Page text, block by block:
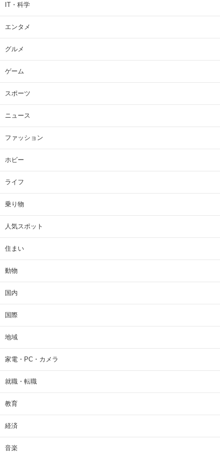
IT・科学
エンタメ
グルメ
ゲーム
スポーツ
ニュース
ファッション
ホビー
ライフ
乗り物
人気スポット
住まい
動物
国内
国際
地域
家電・PC・カメラ
就職・転職
教育
経済
音楽